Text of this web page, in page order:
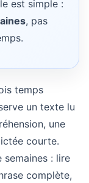
est simple :
, pas
temps
un texte lu
une
courte.
semaines : lire
complète,